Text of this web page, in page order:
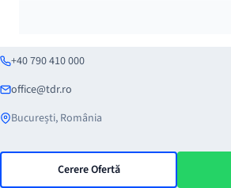
+40 790 410 000
office@tdr.ro
București, România
Cerere Ofertă